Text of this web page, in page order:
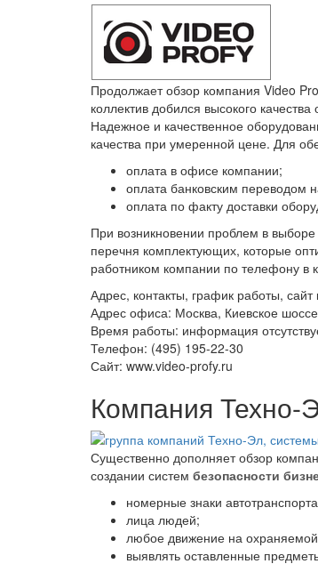
Продолжает обзор компания Video
коллектив добился высокого
Надежное и качественное
качества при умеренной цене. Для
оплата в офисе компании;
оплата банковским переводом
оплата по факту доставки
При возникновении проблем в
перечня комплектующих, которые
работником компании по телефону в
Адрес, контакты, график работы,
Адрес офиса: Москва, Киевское
Время работы: информация
Телефон: (495) 195-22-30
Сайт: www.video-profy.ru
Компания Техно-
Существенно дополняет обзор
создании систем безопасности
номерные знаки
лица людей;
любое движение на
выявлять оставленные